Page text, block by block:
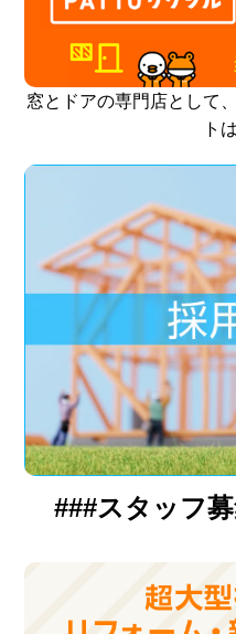
窓とドアの専門店として
ト
###スタッフ